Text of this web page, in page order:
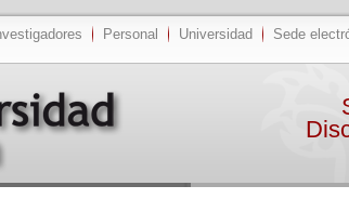
Personal Universidad Sede